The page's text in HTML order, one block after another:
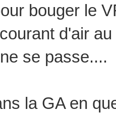
bouger le
d'air
se passe....
la GA en